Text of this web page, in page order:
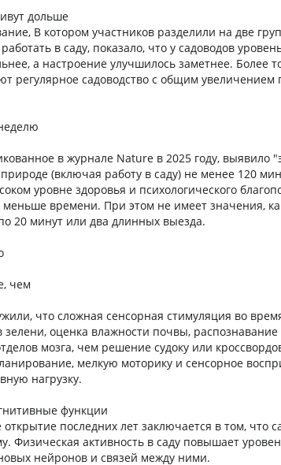
дольше
B котором участников разделили на две
в саду, показало, что у садоводов
а настроение улучшилось заметнее. Более
регулярное садоводство с общим увеличением
в журнале Nature в 2025 году, выявило
(включая работу в саду) не менее 120
уровне здоровья и психологического
времени. При этом не имеет значения,
20 минут или два длинных выезда.
чем
что сложная сенсорная стимуляция во
зелени, оценка влажности почвы, распознавание
мозга, чем решение судоку или
мелкую моторику и сенсорное
нагрузку.
функции
последних лет заключается в том, что
Физическая активность в саду повышает
нейронов и связей между ними.